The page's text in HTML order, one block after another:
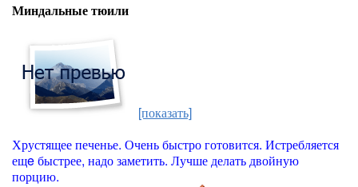
Миндальные тюили
[показать]
Хрустящее печенье. Очень быстро готовится. Истребляется
ещe быстрее, надо заметить. Лучше делать двойную
порцию.